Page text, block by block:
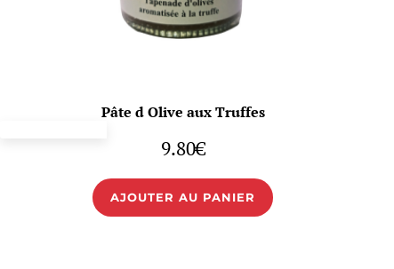
Pâte d Olive aux Truffes
9.80€
AJOUTER AU PANIER